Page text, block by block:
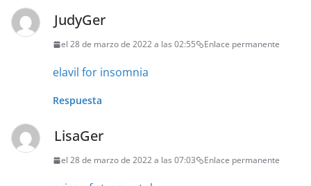
JudyGer
el 28 de marzo de 2022 a las 02:55 Enlace permanente
elavil for insomnia
Respuesta
LisaGer
el 28 de marzo de 2022 a las 07:03 Enlace permanente